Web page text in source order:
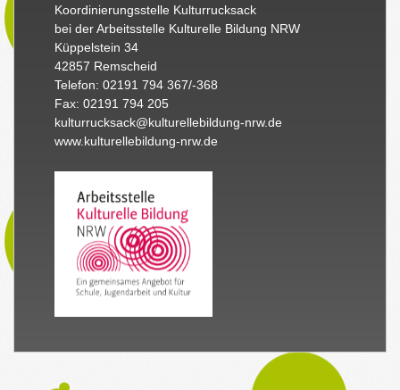
Koordinierungsstelle Kulturrucksack
bei der Arbeitsstelle Kulturelle Bildung NRW
Küppelstein 34
42857 Remscheid
Telefon: 02191 794 367/-368
Fax: 02191 794 205
kulturrucksack@kulturellebildung-nrw.de
www.kulturellebildung-nrw.de